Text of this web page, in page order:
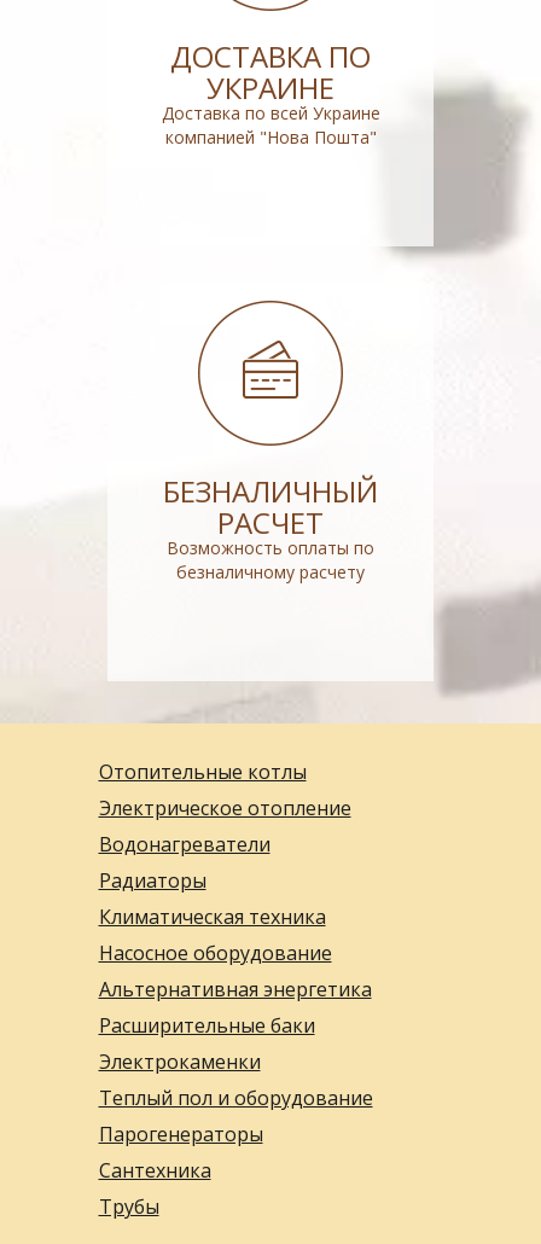
ДОСТАВКА ПО
УКРАИНЕ
Доставка по всей Украине
компанией "Нова Пошта"
БЕЗНАЛИЧНЫЙ
РАСЧЕТ
Возможность оплаты по
безналичному расчету
Отопительные котлы
Электрическое отопление
Водонагреватели
Радиаторы
Климатическая техника
Насосное оборудование
Альтернативная энергетика
Расширительные баки
Электрокаменки
Теплый пол и оборудование
Парогенераторы
Сантехника
Трубы